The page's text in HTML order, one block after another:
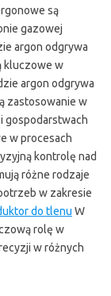
są
gazowej
argon odgrywa
kluczowe w
argon odgrywa
zastosowanie w
gospodarstwach
w procesach
kontrolę nad
różne rodzaje
w zakresie
do tlenu W
rolę w
w różnych